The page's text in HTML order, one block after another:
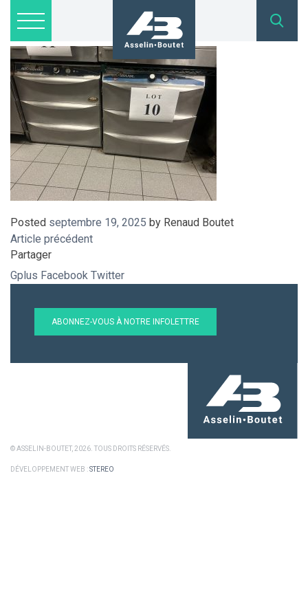
Lots disponibles
Inscription
Nous joindre
admin@asselinboutet.com
418 254-1771
IMG_4156
Posted septembre 19, 2025 by Renaud Boutet
Article précédent
Partager
Gplus Facebook Twitter
ABONNEZ-VOUS À NOTRE INFOLETTRE
© ASSELIN-BOUTET, 2026. TOUS DROITS RÉSERVÉS.
DÉVELOPPEMENT WEB :STEREO